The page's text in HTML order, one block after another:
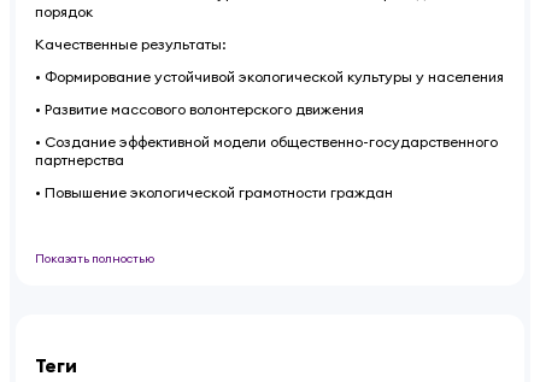
порядок
Качественные результаты:
• Формирование устойчивой экологической культуры у населения
• Развитие массового волонтерского движения
• Создание эффективной модели общественно-государственного
партнерства
• Повышение экологической грамотности граждан
Показать полностью
Теги